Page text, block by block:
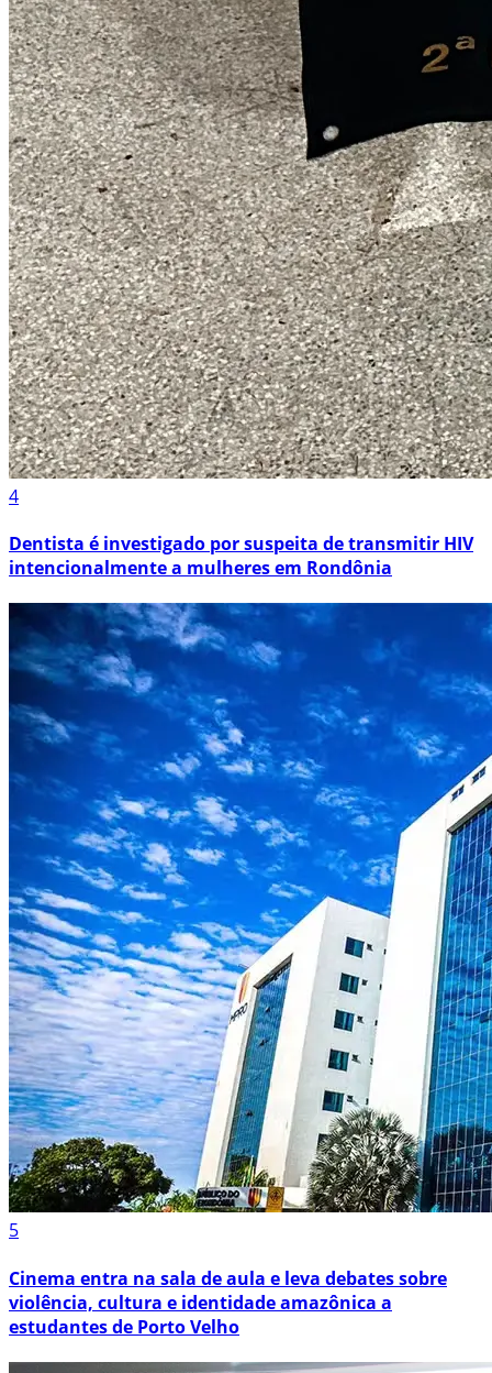
4
Dentista é investigado por suspeita de transmitir HIV
intencionalmente a mulheres em Rondônia
5
Cinema entra na sala de aula e leva debates sobre
violência, cultura e identidade amazônica a
estudantes de Porto Velho